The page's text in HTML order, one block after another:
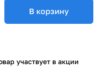
В корзину
участвует в акции